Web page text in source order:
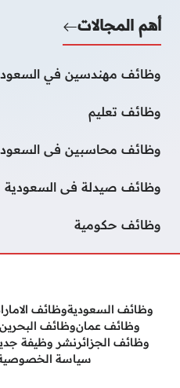
أهم المجالات
وظائف مهندسين في
وظائف تعليم
وظائف محاسبين فى
وظائف صيدلة فى السعودية
وظائف حكومية
وظائف السعوديةوظائف
وظائف عمانوظائف البحرين
وظائف الجزائرنشر وظيفة
سياسة